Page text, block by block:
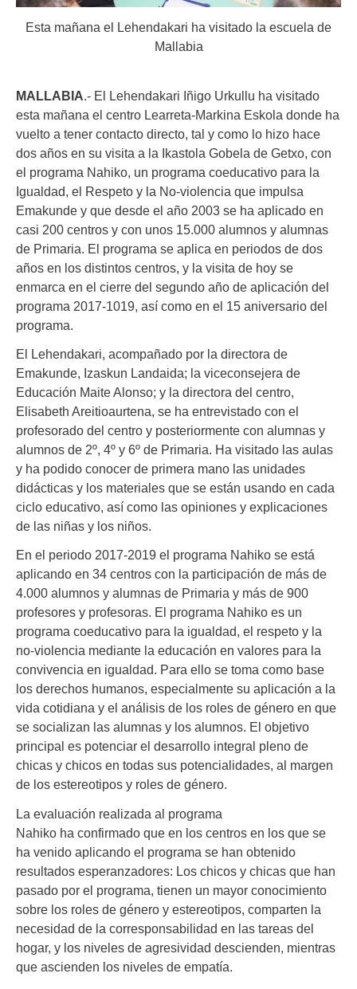
Esta mañana el Lehendakari ha visitado la escuela de
Mallabia
MALLABIA.- El Lehendakari Iñigo Urkullu ha visitado
esta mañana el centro Learreta-Markina Eskola donde ha
vuelto a tener contacto directo, tal y como lo hizo hace
dos años en su visita a la Ikastola Gobela de Getxo, con
el programa Nahiko, un programa coeducativo para la
Igualdad, el Respeto y la No-violencia que impulsa
Emakunde y que desde el año 2003 se ha aplicado en
casi 200 centros y con unos 15.000 alumnos y alumnas
de Primaria. El programa se aplica en periodos de dos
años en los distintos centros, y la visita de hoy se
enmarca en el cierre del segundo año de aplicación del
programa 2017-1019, así como en el 15 aniversario del
programa.
El Lehendakari, acompañado por la directora de
Emakunde, Izaskun Landaida; la viceconsejera de
Educación Maite Alonso; y la directora del centro,
Elisabeth Areitioaurtena, se ha entrevistado con el
profesorado del centro y posteriormente con alumnas y
alumnos de 2º, 4º y 6º de Primaria. Ha visitado las aulas
y ha podido conocer de primera mano las unidades
didácticas y los materiales que se están usando en cada
ciclo educativo, así como las opiniones y explicaciones
de las niñas y los niños.
En el periodo 2017-2019 el programa Nahiko se está
aplicando en 34 centros con la participación de más de
4.000 alumnos y alumnas de Primaria y más de 900
profesores y profesoras. El programa Nahiko es un
programa coeducativo para la igualdad, el respeto y la
no-violencia mediante la educación en valores para la
convivencia en igualdad. Para ello se toma como base
los derechos humanos, especialmente su aplicación a la
vida cotidiana y el análisis de los roles de género en que
se socializan las alumnas y los alumnos. El objetivo
principal es potenciar el desarrollo integral pleno de
chicas y chicos en todas sus potencialidades, al margen
de los estereotipos y roles de género.
La evaluación realizada al programa
Nahiko ha confirmado que en los centros en los que se
ha venido aplicando el programa se han obtenido
resultados esperanzadores: Los chicos y chicas que han
pasado por el programa, tienen un mayor conocimiento
sobre los roles de género y estereotipos, comparten la
necesidad de la corresponsabilidad en las tareas del
hogar, y los niveles de agresividad descienden, mientras
que ascienden los niveles de empatía.